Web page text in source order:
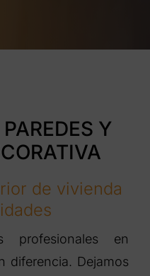
Y
de vivienda
profesionales en
diferencia. Dejamos